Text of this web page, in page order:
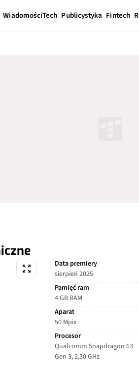
WiadomościTech Publicystyka Fintech
Data premiery
sierpień 2025
Pamięć ram
4 GB RAM
Aparat
50 Mpix
Procesor
Qualcomm Snapdragon 63
Gen 3, 2,30 GHz